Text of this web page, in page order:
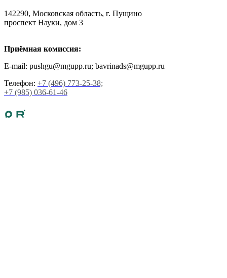
142290, Московская область, г. Пущино
проспект Науки, дом 3
Приёмная комиссия:
E-mail: pushgu@mgupp.ru; bavrinads@mgupp.ru
Телефон: +7 (496) 773-25-38;
+7 (985) 036-61-46